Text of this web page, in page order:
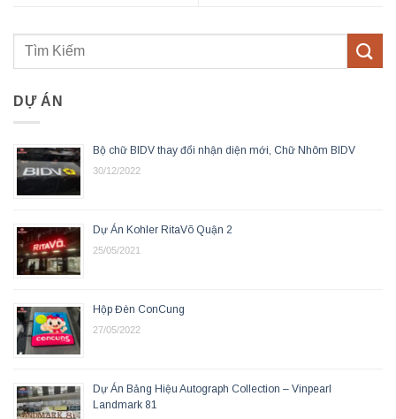
DỰ ÁN
Bộ chữ BIDV thay đổi nhận diện mới, Chữ Nhôm BIDV
30/12/2022
Dự Án Kohler RitaVõ Quận 2
25/05/2021
Hộp Đèn ConCung
27/05/2022
Dự Án Bảng Hiệu Autograph Collection – Vinpearl
Landmark 81